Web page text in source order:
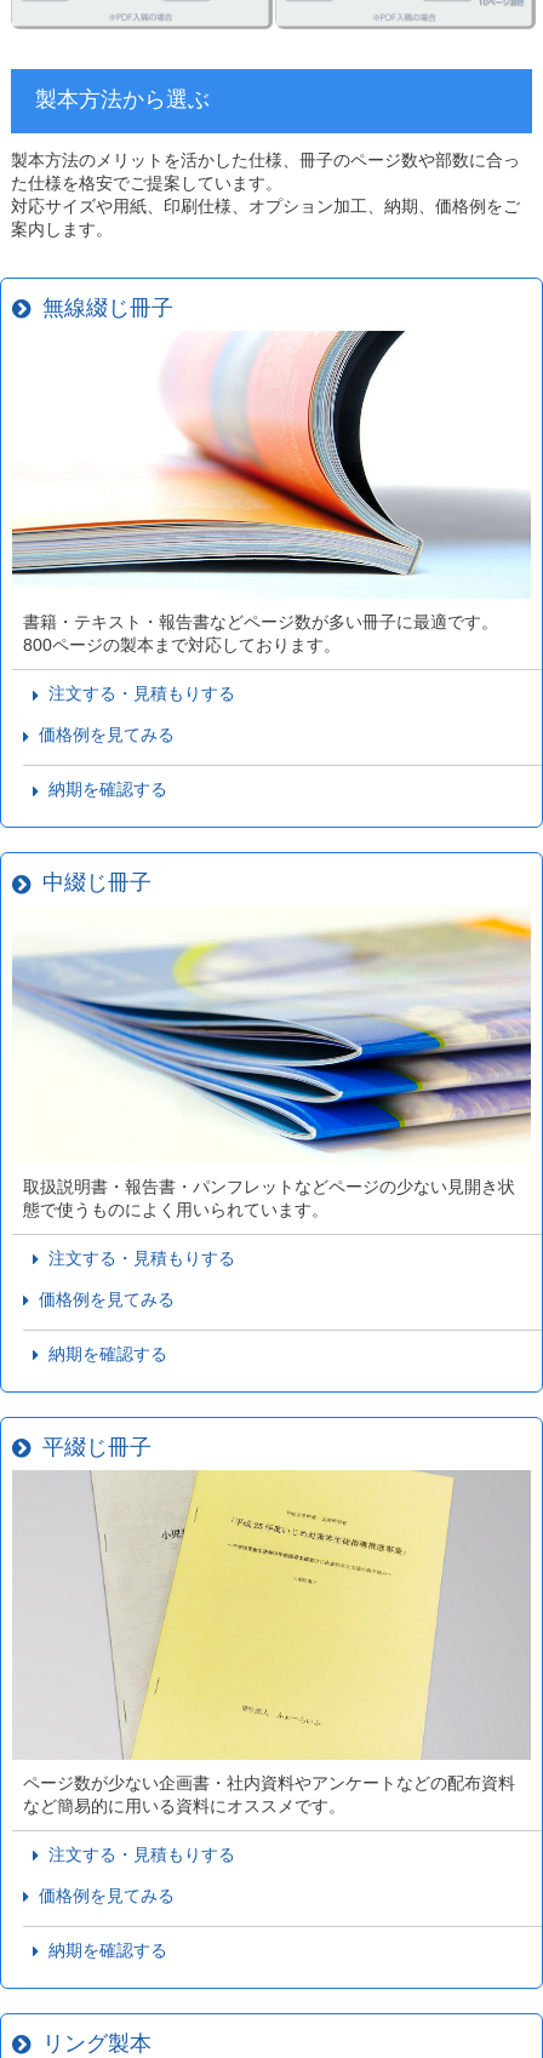
製本方法から選ぶ
製本方法のメリットを活かした仕様、冊子のページ数や部数に合っ
た仕様を格安でご提案しています。
対応サイズや用紙、印刷仕様、オプション加工、納期、価格例をご
案内します。
無線綴じ冊子
書籍・テキスト・報告書などページ数が多い冊子に最適です。
800ページの製本まで対応しております。
注文する・見積もりする
価格例を見てみる
納期を確認する
中綴じ冊子
取扱説明書・報告書・パンフレットなどページの少ない見開き状
態で使うものによく用いられています。
注文する・見積もりする
価格例を見てみる
納期を確認する
平綴じ冊子
ページ数が少ない企画書・社内資料やアンケートなどの配布資料
など簡易的に用いる資料にオススメです。
注文する・見積もりする
価格例を見てみる
納期を確認する
リング製本